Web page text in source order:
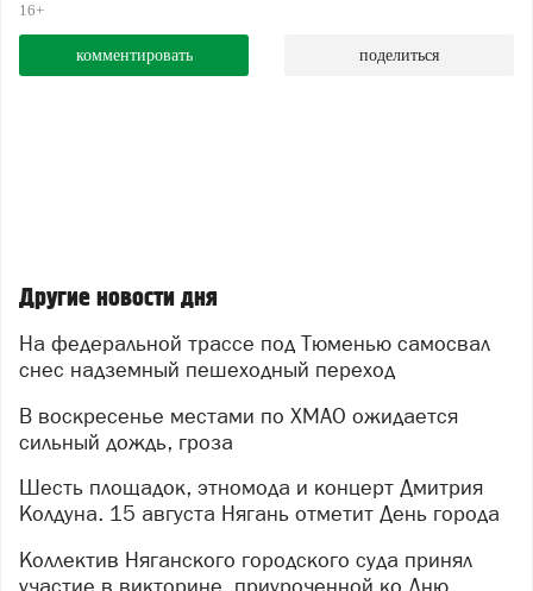
16+
комментировать поделиться
Другие новости дня
На федеральной трассе под Тюменью самосвал
снес надземный пешеходный переход
В воскресенье местами по ХМАО ожидается
сильный дождь, гроза
Шесть площадок, этномода и концерт Дмитрия
Колдуна. 15 августа Нягань отметит День города
Коллектив Няганского городского суда принял
участие в викторине, приуроченной ко Дню